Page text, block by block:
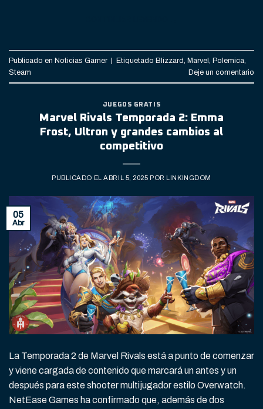
Publicado en Noticias Gamer | Etiquetado Blizzard Marvel Polemica
Steam
Deje un comentario
JUEGOS GRATIS
Marvel Rivals Temporada 2: Emma
Frost, Ultron y grandes cambios al
competitivo
PUBLICADO ELABRIL 5, 2025 POR LINKINGDOM
05
Abr
La Temporada 2 de Marvel Rivals está a punto de comenzar
y viene cargada de contenido que marcará un antes y un
después para este shooter multijugador estilo Overwatch.
NetEase Games ha confirmado que, además de dos